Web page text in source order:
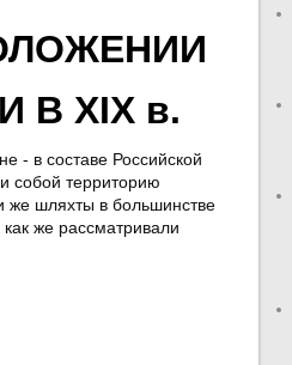
В XIX в.
- в составе Российской
собой территорию
же шляхты в большинстве
же рассматривали